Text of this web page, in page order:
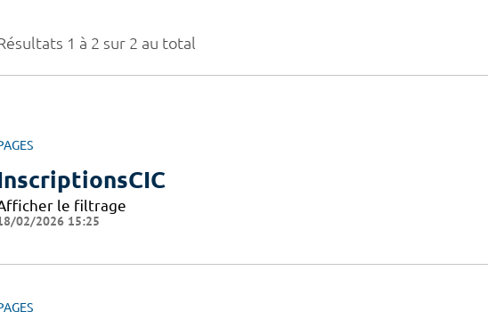
1 à 2 sur 2 au total
le filtrage
02/2026 15:25